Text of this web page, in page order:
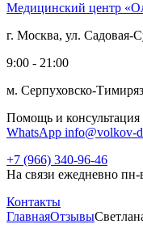
Медицинский центр
г. Москва, ул. Садовая-
9:00 - 21:00
м. Серпуховско-
Помощь и консультация
WhatsApp info@volkov-
+7 (966) 340-96-46
На связи ежедневно пн-
Контакты
ГлавнаяОтзывы